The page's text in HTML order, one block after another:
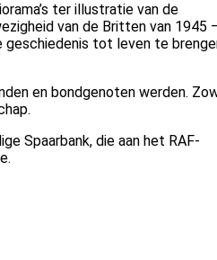
ter illustratie van de
van de Britten van 1945
geschiedenis tot leven te
en bondgenoten werden.
Spaarbank, die aan het RAF-